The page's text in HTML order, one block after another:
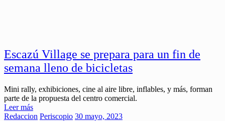
Escazú Village se prepara para un fin de
semana lleno de bicicletas
Mini rally, exhibiciones, cine al aire libre, inflables, y más, forman
parte de la propuesta del centro comercial.
Leer más
Redaccion Periscopio 30 mayo, 2023